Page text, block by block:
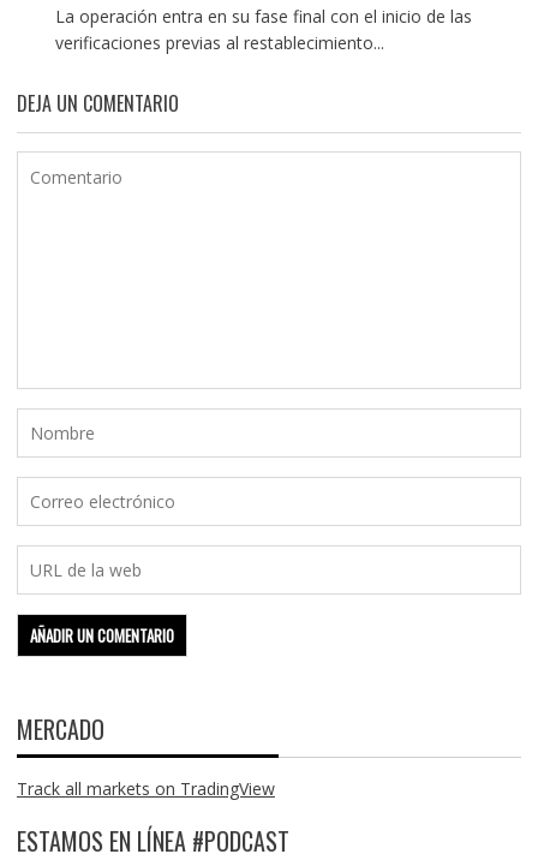
La operación entra en su fase final con el inicio de las
verificaciones previas al restablecimiento...
DEJA UN COMENTARIO
MERCADO
Track all markets on TradingView
ESTAMOS EN LÍNEA #PODCAST